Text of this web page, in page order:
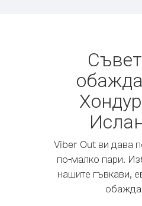
Viber Out ви дава
по-малко пари.
нашите гъвкави,